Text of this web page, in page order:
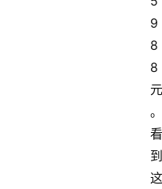
9
8
8
元
。
看
到
这